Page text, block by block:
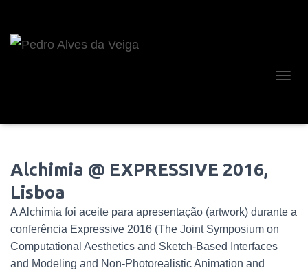
E
A
Alchimia @ EXPRESSIVE 2016,
Lisboa
A Alchimia foi aceite para apresentação (artwork) durante a
conferência Expressive 2016 (The Joint Symposium on
Computational Aesthetics and Sketch-Based Interfaces
and Modeling and Non-Photorealistic Animation and